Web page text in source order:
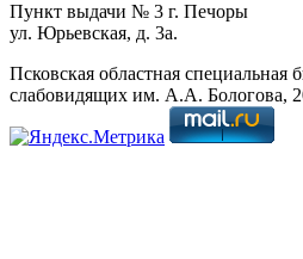
Пункт выдачи № 3 г. Печоры
ул. Юрьевская, д. 3а.
Псковская областная специальная
слабовидящих им. А.А. Бологова,